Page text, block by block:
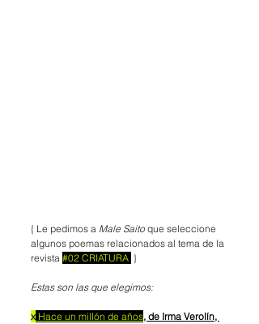
{ Le pedimos a Male Saito que seleccione
algunos poemas relacionados al tema de la
revista #02 CRIATURA }
Estas son las que elegimos:
x Hace un millón de años, de Irma Verolín,